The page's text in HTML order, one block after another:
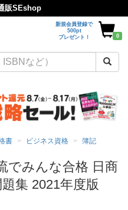
販SEshop
新規会員登録で
500pt
プレゼント！
0
書 ビジネス資格 簿記
でみんな合格 日商
集 2021年度版